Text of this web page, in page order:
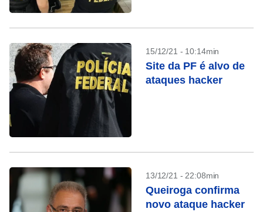
15/12/21 - 10:14min
Site da PF é alvo de
ataques hacker
13/12/21 - 22:08min
Queiroga confirma
novo ataque hacker